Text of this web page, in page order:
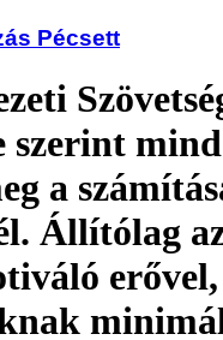
Pécsett
a
Állítólag
erővel,